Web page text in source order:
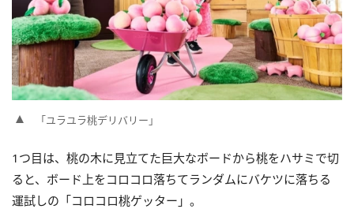
「ユラユラ桃デリバリー」
1つ目は、桃の木に見立てた巨大なボードから桃をハサミで切
ると、ボード上をコロコロ落ちてランダムにバケツに落ちる
運試しの「コロコロ桃ゲッター」。